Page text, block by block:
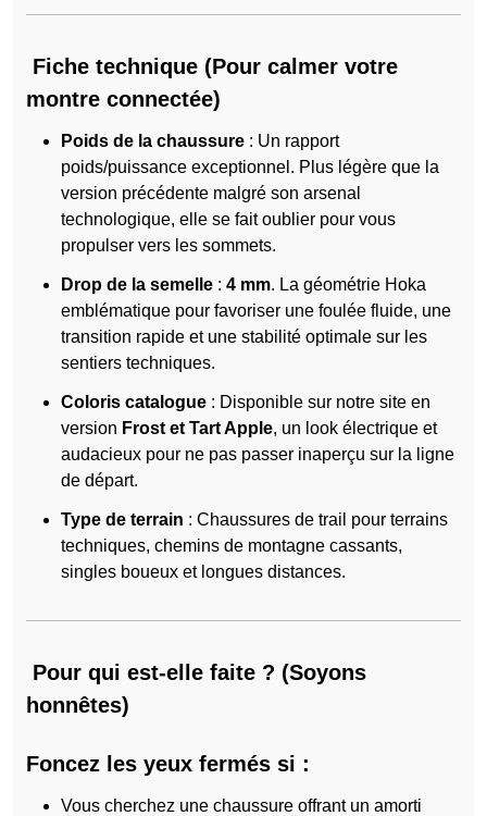
Fiche technique (Pour calmer votre
montre connectée)
Poids de la chaussure : Un rapport
poids/puissance exceptionnel. Plus légère que la
version précédente malgré son arsenal
technologique, elle se fait oublier pour vous
propulser vers les sommets.
Drop de la semelle : 4 mm. La géométrie Hoka
emblématique pour favoriser une foulée fluide, une
transition rapide et une stabilité optimale sur les
sentiers techniques.
Coloris catalogue : Disponible sur notre site en
version Frost et Tart Apple, un look électrique et
audacieux pour ne pas passer inaperçu sur la ligne
de départ.
Type de terrain : Chaussures de trail pour terrains
techniques, chemins de montagne cassants,
singles boueux et longues distances.
Pour qui est-elle faite ? (Soyons
honnêtes)
Foncez les yeux fermés si :
Vous cherchez une chaussure offrant un amorti